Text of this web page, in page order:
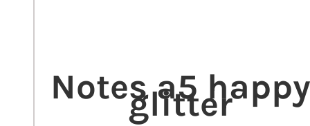
Notes a5 happy
glitter